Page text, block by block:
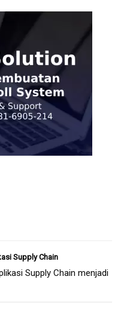
Supply Chain
Supply Chain menjadi